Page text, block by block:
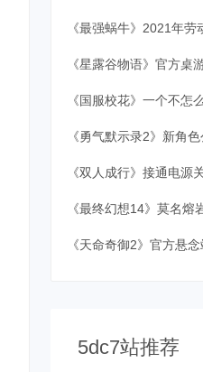
《最强蜗牛》2021年劳
《星露谷物语》官方桌
《国服校花》一个不怎
《天命奇御2》官方悬
5dc7站推荐